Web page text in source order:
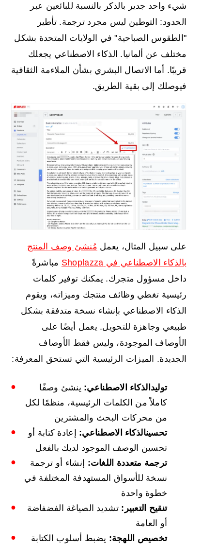
شيء واحد جدير بالذكر بالنسبة للبائعين عبر
الحدود: التوطين ليس مجرد ترجمة. تأطير
"الطقوس الصباحية" في الولايات المتحدة بشكل
مختلف عن ألمانيا. الذكاء الاصطناعي يجعلك
قريبًا. أما الاتصال البشري بشأن الملاءمة الثقافية
فيوصلك إلى بقية الطريق.
على سبيل المثال، يعمل مُنشئ وصف المنتج
بالذكاء الاصطناعي في Shoplazza
مباشرةً
داخل مسؤول متجرك. يمكنك توفير كلمات
رئيسية تغطي وظائف منتجك وميزاته، ويقوم
الذكاء الاصطناعي بإنشاء نسخة متدفقة بشكل
طبيعي وجاهزة للتحويل. يعمل أيضًا على
الأوصاف الموجودة، وليس فقط الأوصاف
الجديدة. الميزات الرئيسية التي تستحق المعرفة:
توليد الذكاء الاصطناعي: ينشئ وصفًا
كاملاً من الكلمات الرئيسية، منظمًا لكل
من محركات البحث والمشترين
تحسينالذكاء الاصطناعي: إعادة كتابة أو
تحسين الوصف الموجود لديك بالفعل
ترجمة متعددة اللغات: إنشاء أو ترجمة
نسخة للأسواق المستهدفة المختلفة في
خطوة واحدة
تنقيح التعبير: تشديد الصياغة الفضفاضة
أو العامة
تخصيص اللهجة: يضبط أسلوب الكتابة